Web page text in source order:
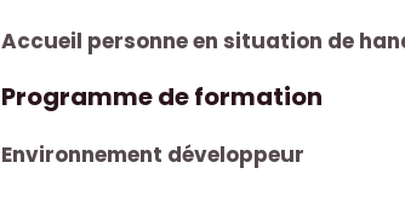
Accueil personne en situation de
Programme de formation
Environnement développeur